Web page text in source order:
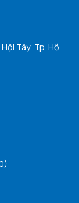
Tây, Tp. Hồ